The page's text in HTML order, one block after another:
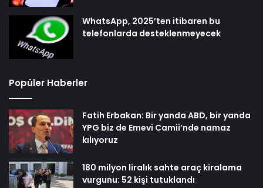
WhatsApp, 2025’ten itibaren bu
telefonlarda desteklenmeyecek
Popüler Haberler
Fatih Erbakan: Bir yanda ABD, bir yanda
YPG biz de Emevi Camii’nde namaz
kılıyoruz
180 milyon liralık sahte araç kiralama
vurgunu: 52 kişi tutuklandı